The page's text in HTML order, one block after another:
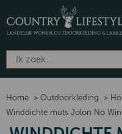
Home > Outdoorkleding >
Winddichte muts Jolon No